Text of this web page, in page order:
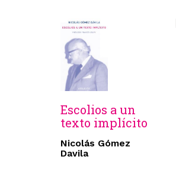
Escolios a un
texto implícito
Nicolás Gómez
Davila